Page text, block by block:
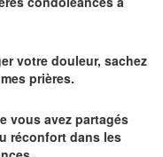
votre douleur, sachez
prières.
vous avez partagés
réconfort dans les